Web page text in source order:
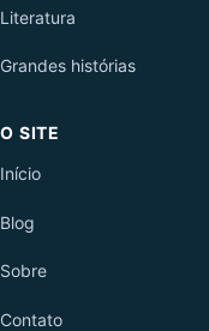
Literatura
Grandes histórias
O SITE
Início
Blog
Sobre
Contato